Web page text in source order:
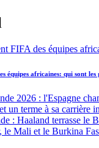
équipes africaines: qui sont
2026 : l'Espagne
un terme à sa carrière
: Haaland terrasse le
le Mali et le Burkina